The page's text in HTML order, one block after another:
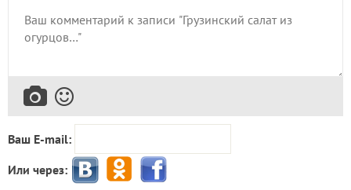
Ваш E-mail:
Или через: